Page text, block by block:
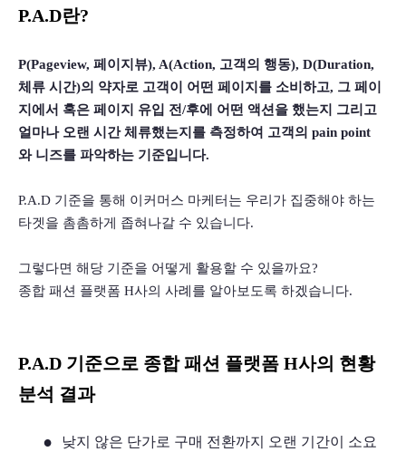
P.A.D란?
P(Pageview, 페이지뷰), A(Action, 고객의 행동), D(Duration,
체류 시간)의 약자로 고객이 어떤 페이지를 소비하고, 그 페이
지에서 혹은 페이지 유입 전/후에 어떤 액션을 했는지 그리고
얼마나 오랜 시간 체류했는지를 측정하여 고객의 pain point
와 니즈를 파악하는 기준입니다.
P.A.D 기준을 통해 이커머스 마케터는 우리가 집중해야 하는
타겟을 촘촘하게 좁혀나갈 수 있습니다.
그렇다면 해당 기준을 어떻게 활용할 수 있을까요?
종합 패션 플랫폼 H사의 사례를 알아보도록 하겠습니다.
P.A.D 기준으로 종합 패션 플랫폼 H사의 현황
분석 결과
낮지 않은 단가로 구매 전환까지 오랜 기간이 소요